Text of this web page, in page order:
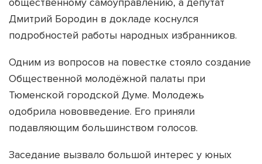
Дмитрий Бородин в докладе коснулся
подробностей работы народных избранников.
Одним из вопросов на повестке стояло создание
Общественной молодёжной палаты при
Тюменской городской Думе. Молодежь
одобрила нововведение. Его приняли
подавляющим большинством голосов.
Заседание вызвало большой интерес у юных